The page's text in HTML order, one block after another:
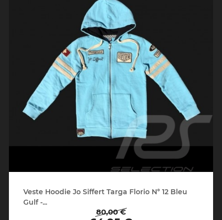
Veste Hoodie Jo Siffert Targa Florio N° 12 Bleu
Gulf -...
80,00 €